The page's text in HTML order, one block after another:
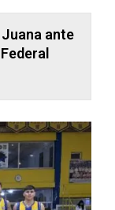
ante